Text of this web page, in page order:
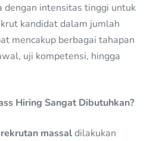
dengan intensitas tinggi untuk
kandidat dalam jumlah
mencakup berbagai tahapan
uji kompetensi, hingga
Hiring Sangat Dibutuhkan?
massaldilakukan